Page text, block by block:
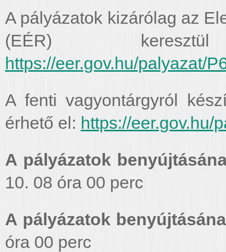
A pályázatok kizárólag az
(EÉR)
https://eer.gov.hu/palyazat/
A fenti vagyontárgyról
érhető el: https://eer.gov.hu/
A pályázatok
10. 08 óra 00 perc
A pályázatok
óra 00 perc